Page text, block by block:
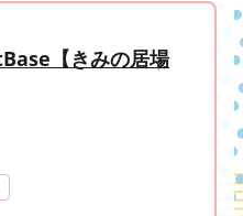
【きみの居場